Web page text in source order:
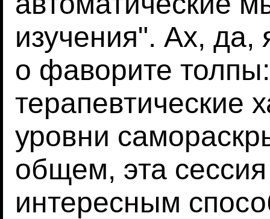
изучения". Ах, да,
о фаворите
терапевтические
уровни
общем, эта
интересным